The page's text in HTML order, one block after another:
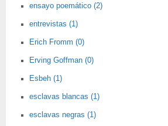
ensayo poemático (2)
entrevistas (1)
Erich Fromm (0)
Erving Goffman (0)
Esbeh (1)
esclavas blancas (1)
esclavas negras (1)